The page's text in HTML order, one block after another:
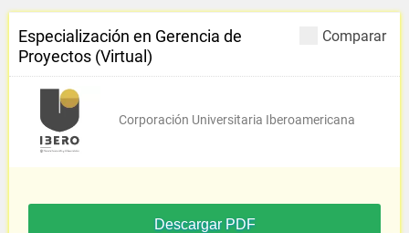
Comparar
Especialización en Gerencia de
Proyectos (Virtual)
Corporación Universitaria Iberoamericana
Descargar PDF